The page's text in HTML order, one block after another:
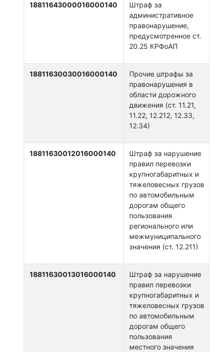
18811643000016000140
Штраф за
административное
правонарушение,
предусмотренное ст.
20.25 КРФоАП
18811630030016000140
Прочие штрафы за
правонарушения в
области дорожного
движения (ст. 11.21,
11.22, 12.212, 12.33,
12.34)
18811630012016000140
Штраф за нарушение
правил перевозки
крупногабаритных и
тяжеловесных грузов
по автомобильным
дорогам общего
пользования
регионального или
межмуниципального
значения (ст. 12.211)
18811630013016000140
Штраф за нарушение
правил перевозки
крупногабаритных и
тяжеловесных грузов
по автомобильным
дорогам общего
пользования
местного значения